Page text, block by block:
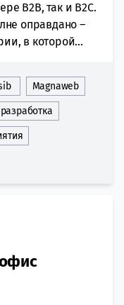
В2В, так и В2С.
оправдано –
в которой...
Magnaweb